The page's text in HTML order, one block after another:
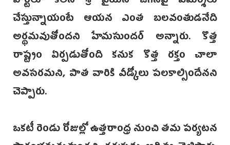
చేస్తున్నాయంటే ఆయన ఎంత బలవంతుడనేది
అర్థమవుతోందని హేమసుందర్ అన్నారు. కొత్త
రాష్ట్రం ఏర్పడుతోంది కనుక కొత్త రక్తం చాలా
అవసరమని, పాత వారికి వీడ్కోలు పలకాల్సిందేనని
చెప్పారు.
‌ఒకటీ రెండు రోజుల్లో ఉత్తరాంధ్ర నుంచి తమ పర్యటన